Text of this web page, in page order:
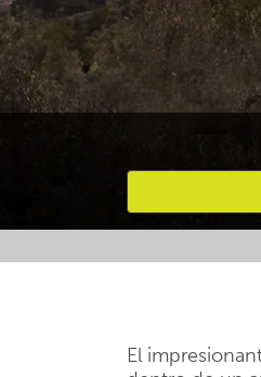
Favourites
El